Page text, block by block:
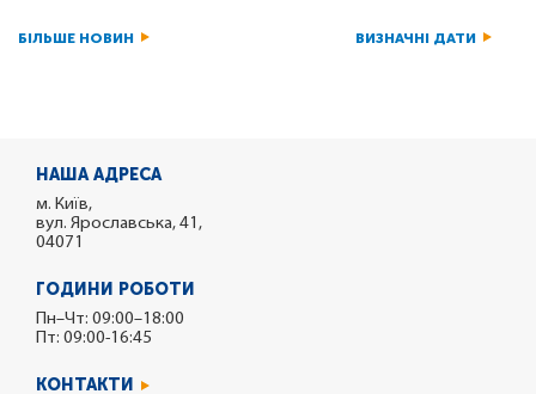
БІЛЬШЕ НОВИН ВИЗНАЧНІ ДАТИ
НАША АДРЕСА
м. Київ,
вул. Ярославська, 41,
04071
ГОДИНИ РОБОТИ
Пн–Чт: 09:00–18:00
Пт: 09:00-16:45
КОНТАКТИ